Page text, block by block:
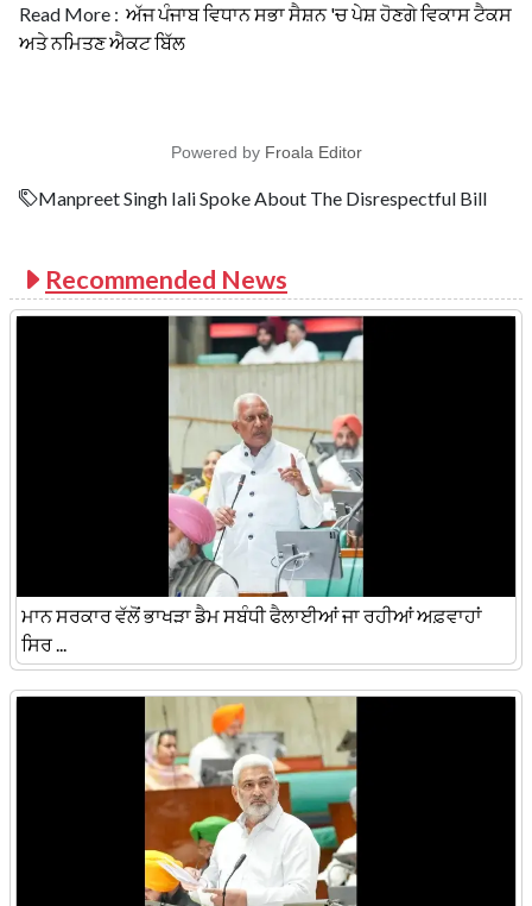
Read More : ਅੱਜ ਪੰਜਾਬ ਵਿਧਾਨ ਸਭਾ ਸੈਸ਼ਨ 'ਚ ਪੇਸ਼ ਹੋਣਗੇ ਵਿਕਾਸ ਟੈਕਸ
ਅਤੇ ਨਮਿਤਣ ਐਕਟ ਬਿੱਲ
Powered by Froala Editor
Manpreet Singh Iali Spoke About The Disrespectful Bill
Recommended News
ਮਾਨ ਸਰਕਾਰ ਵੱਲੋਂ ਭਾਖੜਾ ਡੈਮ ਸਬੰਧੀ ਫੈਲਾਈਆਂ ਜਾ ਰਹੀਆਂ ਅਫ਼ਵਾਹਾਂ
ਸਿਰ ...